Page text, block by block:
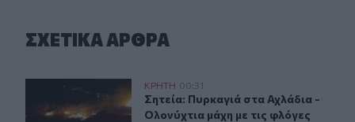
ΣΧΕΤΙΚA AΡΘΡΑ
Σητεία: Πυρκαγιά στα Αχλάδια - Ολονύχτια μάχη με τις
ΚΡΗΤΗ 00:31
Σητεία: Πυρκαγιά στα Αχλάδια -
Σητεία: Πυρκαγιά στα Αχλάδια -
Ολονύχτια μάχη με τις φλόγες